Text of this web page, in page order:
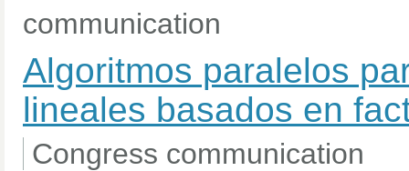
communication
Algoritmos paralelos
lineales basados en
Congress communication